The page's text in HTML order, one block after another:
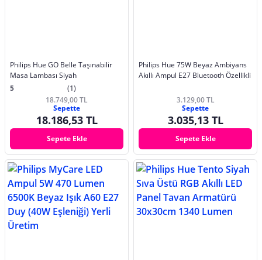
Philips Hue GO Belle Taşınabilir
Masa Lambası Siyah
5
(1)
18.749,00 TL
Sepette
18.186,53 TL
Sepete Ekle
Philips Hue 75W Beyaz Ambiyans
Akıllı Ampul E27 Bluetooth Özellikli
3.129,00 TL
Sepette
3.035,13 TL
Sepete Ekle